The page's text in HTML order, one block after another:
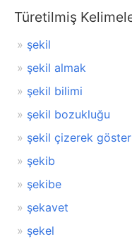
Türetilmiş
şekil
şekil almak
şekil bilimi
şekil bozukluğu
şekil çizerek
şekib
şekibe
şekavet
şekel